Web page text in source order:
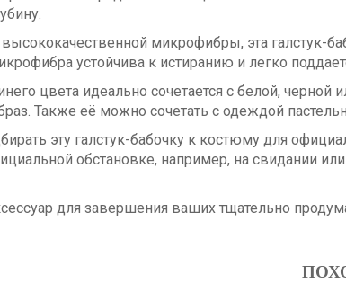
микрофибры, эта галстук-
устойчива к истиранию и легко
цвета идеально сочетается с белой,
Также её можно сочетать с одеждой
эту галстук-бабочку к костюму для
обстановке, например, на свидании
для завершения ваших тщательно